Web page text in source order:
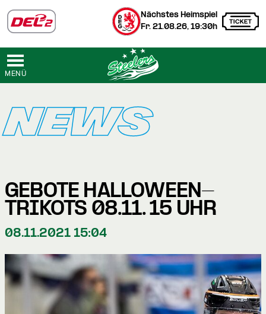
Nächstes Heimspiel
Fr. 21.08.26, 19:30h
MENÜ
NEWS
GEBOTE HALLOWEEN-
TRIKOTS 08.11. 15 UHR
08.11.2021 15:04